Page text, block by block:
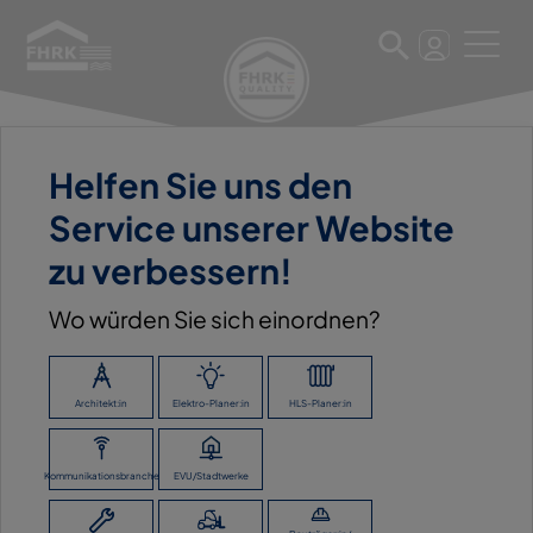
Helfen Sie uns den
Service unserer Website
zu verbessern!
Wo würden Sie sich einordnen?
Architekt:in Elektro-Planer:in HLS-Planer:in
Kommunikationsbranche EVU/Stadtwerke
11. März 2025
S&P ABDICHTUNGS GMBH
ZURÜCK ZUR ÜBERSICHT